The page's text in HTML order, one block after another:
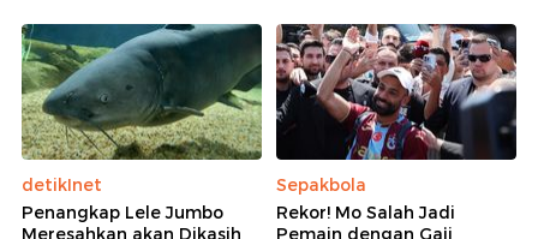
detikInet
Penangkap Lele Jumbo
Meresahkan akan Dikasih
Sepakbola
Rekor! Mo Salah Jadi
Pemain dengan Gaji